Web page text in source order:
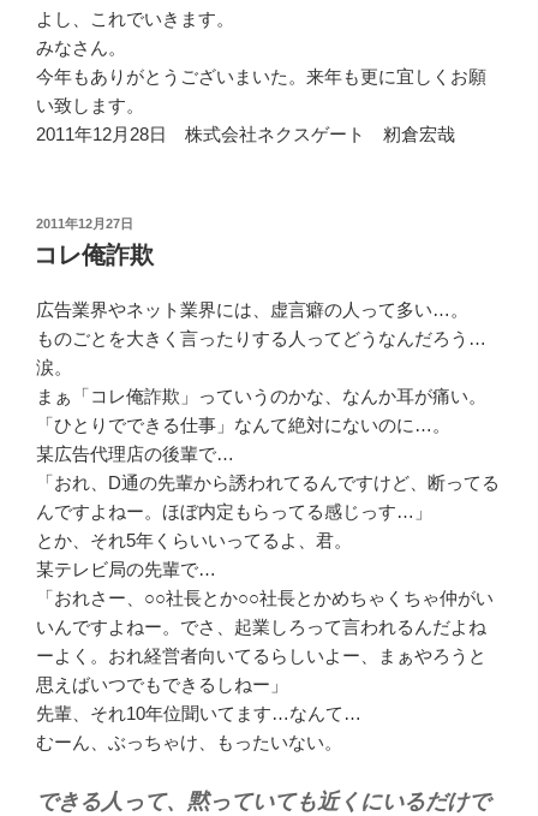
よし、これでいきます。
みなさん。
今年もありがとうございまいた。来年も更に宜しくお願
い致します。
2011年12月28日 株式会社ネクスゲート 籾倉宏哉
投
日:
2011年12月27日
コレ俺詐欺
広告業界やネット業界には、虚言癖の人って多い…。
ものごとを大きく言ったりする人ってどうなんだろう…
涙。
まぁ「コレ俺詐欺」っていうのかな、なんか耳が痛い。
「ひとりでできる仕事」なんて絶対にないのに…。
某広告代理店の後輩で…
「おれ、D通の先輩から誘われてるんですけど、断ってる
んですよねー。ほぼ内定もらってる感じっす…」
とか、それ5年くらいいってるよ、君。
某テレビ局の先輩で…
「おれさー、○○社長とか○○社長とかめちゃくちゃ仲がい
いんですよねー。でさ、起業しろって言われるんだよね
ーよく。おれ経営者向いてるらしいよー、まぁやろうと
思えばいつでもできるしねー」
先輩、それ10年位聞いてます…なんて…
むーん、ぶっちゃけ、もったいない。
できる人って、黙っていても近くにいるだけで